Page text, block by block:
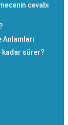
cevabı
Anlamları
kadar sürer?